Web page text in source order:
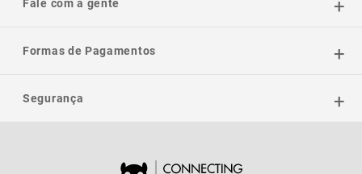
Formas de Pagamentos
Segurança